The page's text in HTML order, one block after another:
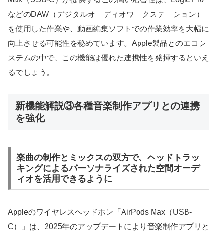
などのDAW（デジタルオーディオワークステーション）
を使用した作業や、動画編集ソフトでの作業効率を大幅に
向上させる可能性を秘めています。Apple製品とのエコシ
ステムの中で、この機能は優れた連携性を発揮するといえ
るでしょう。
新機能解説③各種音楽制作アプリとの連携
を強化
楽曲の制作とミックスの双方で、ヘッドトラッ
キングによるパーソナライズされた空間オーデ
ィオを活用できるように
Appleのワイヤレスヘッドホン「AirPods Max（USB-
C）」は、2025年のアップデートにより音楽制作アプリと